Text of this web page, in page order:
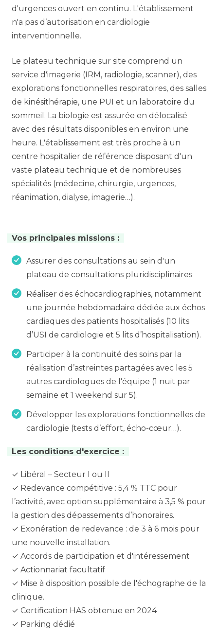
d'urgences ouvert en continu. L'établissement
n'a pas d’autorisation en cardiologie
interventionnelle.
Le plateau technique sur site comprend un
service d'imagerie (IRM, radiologie, scanner), des
explorations fonctionnelles respiratoires, des salles
de kinésithérapie, une PUI et un laboratoire du
sommeil. La biologie est assurée en délocalisé
avec des résultats disponibles en environ une
heure. L'établissement est très proche à un
centre hospitalier de référence disposant d'un
vaste plateau technique et de nombreuses
spécialités (médecine, chirurgie, urgences,
réanimation, dialyse, imagerie…).
Vos principales missions :
Assurer des consultations au sein d'un
plateau de consultations pluridisciplinaires
Réaliser des échocardiographies, notamment
une journée hebdomadaire dédiée aux échos
cardiaques des patients hospitalisés (10 lits
d’USI de cardiologie et 5 lits d’hospitalisation).
Participer à la continuité des soins par la
réalisation d’astreintes partagées avec les 5
autres cardiologues de l'équipe (1 nuit par
semaine et 1 weekend sur 5).
Développer les explorations fonctionnelles de
cardiologie (tests d’effort, écho-cœur…).
Les conditions d'exercice :
✓ Libéral – Secteur I ou II
✓ Redevance compétitive : 5,4 % TTC pour
l’activité, avec option supplémentaire à 3,5 % pour
la gestion des dépassements d’honoraires.
✓ Exonération de redevance : de 3 à 6 mois pour
une nouvelle installation.
✓ Accords de participation et d'intéressement
✓ Actionnariat facultatif
✓ Mise à disposition possible de l'échographe de la
clinique.
✓ Certification HAS obtenue en 2024
✓ Parking dédié